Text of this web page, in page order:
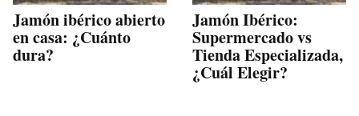
Jamón ibérico abierto
en casa: ¿Cuánto
dura?
Jamón Ibérico:
Supermercado vs
Tienda Especializada,
¿Cuál Elegir?